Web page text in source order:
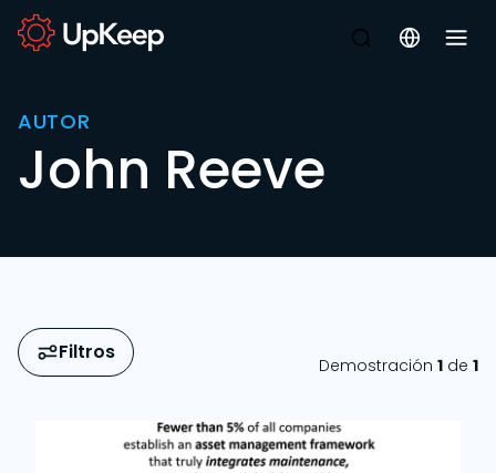
AUTOR
John Reeve
Filtros
Demostración 1 de 1